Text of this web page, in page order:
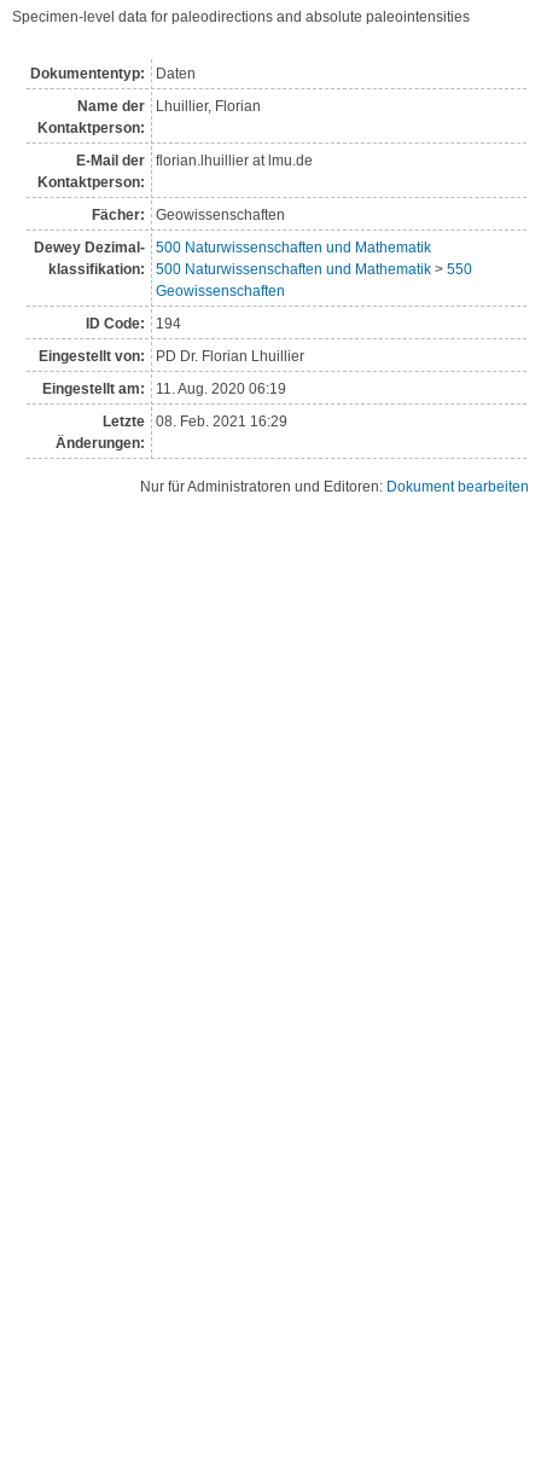
Specimen-level data for paleodirections and absolute paleointensities
Dokumententyp:
Daten
Name der
Kontakt­person:
Lhuillier, Florian
E-Mail der
Kontaktperson:
florian.lhuillier at lmu.de
Fächer:
Geowissenschaften
Dewey Dezimal­
klassi­fikation:
500 Naturwissenschaften und Mathematik
500 Naturwissenschaften und Mathematik > 550
Geowissenschaften
ID Code:
194
Eingestellt von:
PD Dr. Florian Lhuillier
Eingestellt am:
11. Aug. 2020 06:19
Letzte
Änderungen:
08. Feb. 2021 16:29
Nur für Administratoren und Editoren: Dokument bearbeiten